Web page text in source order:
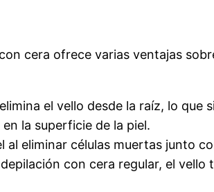
cera ofrece varias ventajas
el vello desde la raíz, lo que
la superficie de la piel.
al eliminar células muertas junto
con cera regular, el